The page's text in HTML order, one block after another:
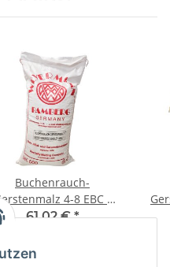
Buchenrauch-
4-8 EBC -
25kg Sack
61,02 €*